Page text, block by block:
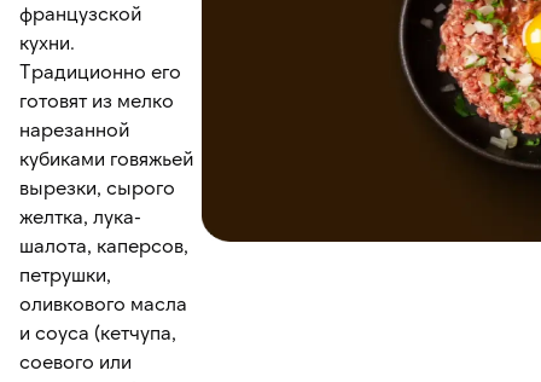
французской
кухни.
Традиционно его
готовят из мелко
нарезанной
кубиками говяжьей
вырезки, сырого
желтка, лука-
шалота, каперсов,
петрушки,
оливкового масла
и соуса (кетчупа,
соевого или